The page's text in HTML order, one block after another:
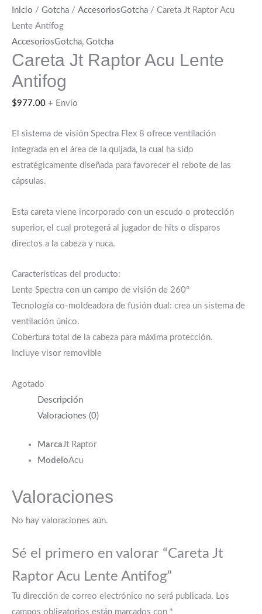
Inicio / Gotcha / AccesoriosGotcha / Careta Jt Raptor Acu
Lente Antifog
AccesoriosGotcha, Gotcha
Careta Jt Raptor Acu Lente
Antifog
$977.00 + Envío
El sistema de visión Spectra Flex 8 ofrece ventilación
integrada en el área de la quijada, la cual ha sido
estratégicamente diseñada para favorecer el rebote de las
cápsulas.
Esta careta viene incorporado con un escudo o protección
superior, el cual protegerá al jugador de hits o disparos
directos a la cabeza y nuca.
Características del producto:
Lente Spectra con un campo de visión de 260°
Tecnología co-moldeadora de fusión dual: crea un sistema de
ventilación único.
Cobertura total de la cabeza para máxima protección.
Incluye visor removible
Agotado
Descripción
Valoraciones (0)
Marca Jt Raptor
ModeloAcu
Valoraciones
No hay valoraciones aún.
Sé el primero en valorar “Careta Jt
Raptor Acu Lente Antifog”
Tu dirección de correo electrónico no será publicada. Los
campos obligatorios están marcados con *